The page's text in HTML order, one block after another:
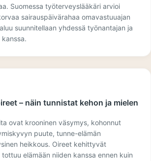
Suomessa työterveyslääkäri arvioi
sairauspäivärahaa omavastuuajan
suunnitellaan yhdessä työnantajan ja
– näin tunnistat kehon ja mielen
ovat krooninen väsymys, kohonnut
puute, tunne-elämän
heikkous. Oireet kehittyvät
elämään niiden kanssa ennen kuin